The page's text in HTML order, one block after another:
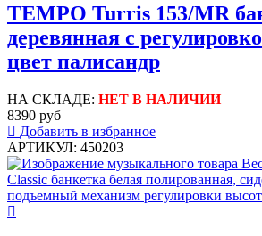
TEMPO Turris 153/MR
деревянная с
цвет палисандр
НА СКЛАДЕ: НЕТ В НАЛИЧИИ
8390 руб
Добавить в избранное
АРТИКУЛ: 450203